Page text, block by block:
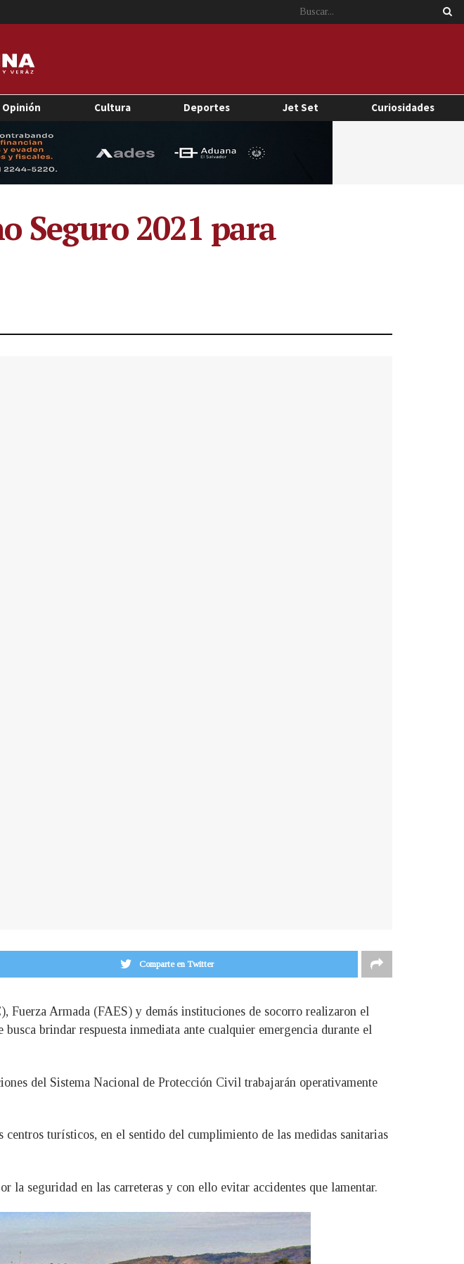
Opinión Cultura Deportes Jet Set Curiosidades
Seguro 2021 para
Comparte en Twitter
Armada (FAES) y demás instituciones de socorro realizaron el
brindar respuesta inmediata ante cualquier emergencia durante el
del Sistema Nacional de Protección Civil trabajarán operativamente
turísticos, en el sentido del cumplimiento de las medidas sanitarias
la seguridad en las carreteras y con ello evitar accidentes que lamentar.